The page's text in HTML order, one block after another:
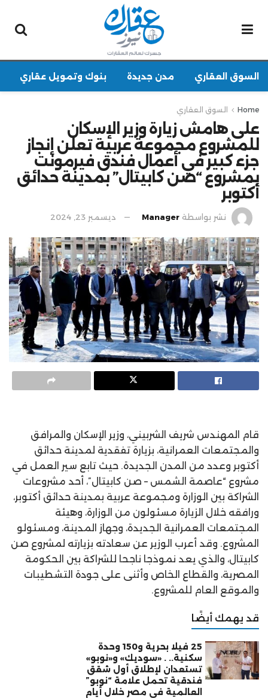
السوق العقاري مدن جديدة بنوك وتمويل عقاري
Home السوق العقاري
على هامش زيارة وزير الإسكان
للمشروع مجموعة عربية تعلن إنجاز
جزء كبير في أعمال فندق فيرمونت
بمشروع “صن كابيتال” بمدينة حدائق
أكتوبر
نشر بواسطة Manager ديسمبر 23, 2024
قام المهندس شريف الشربيني، وزير الإسكان والمرافق
والمجتمعات العمرانية، بزيارة تفقدية لمدينة حدائق
أكتوبر وعدد من المدن الجديدة. حيث تابع سير العمل في
مشروع “عاصمة الشمس – صن كابيتال”، أحد مشروعات
الشراكة بين الوزارة ومجموعة عربية بمدينة حدائق أكتوبر،
ورافقه خلال الزيارة مسئولون من الوزارة، وهيئة
المجتمعات العمرانية الجديدة، وجهاز المدينة، ومسئولو
المشروع. وقد أعرب الوزير عن سعادته بزيارته لمشروع صن
كابيتال، والذي يعد نموذجا ناجحا للشراكة بين الحكومة
المصرية، والقطاع الخاص وأثنى على جودة التشطيبات
والموقع العام للمشروع.
قد يهمك أيضًا
25 فيلا بحرية و150 وحدة
سكنية.. . «سوديك» و«نوبو»
تستعدان لإطلاق أول شقق
فندقية تحمل علامة “نوبو”
العالمية في مصر خلال أيام